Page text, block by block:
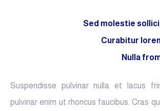
Sed molestie
Curabitur
Nulla
Suspendisse pulvinar nulla et lacus
pulvinar enim ut rhoncus faucibus. Cras